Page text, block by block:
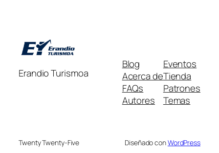
Erandio Turismoa
Blog
Acerca de
FAQs
Autores
Eventos
Tienda
Patrones
Temas
Twenty Twenty-Five Diseñado conWordPress